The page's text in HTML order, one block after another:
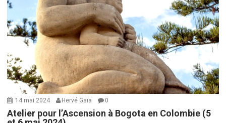
14 mai 2024 Hervé Gaïa 0
Atelier pour l’Ascension à Bogota en Colombie (5